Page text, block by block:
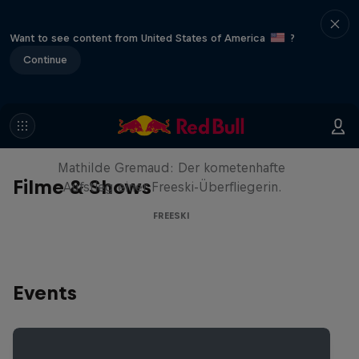
Want to see content from United States of America
?
Continue
Filme & Shows
She Who Flies
Mathilde Gremaud: Der kometenhafte
Aufstieg einer Freeski-Überfliegerin.
FREESKI
Events